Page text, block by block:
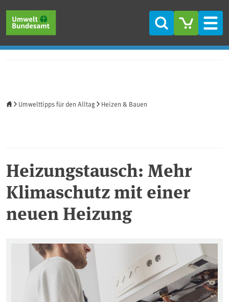
Suche
Umwelttipps für den Alltag Heizen & Bauen
Heizungstausch: Mehr
Klimaschutz mit einer
neuen Heizung